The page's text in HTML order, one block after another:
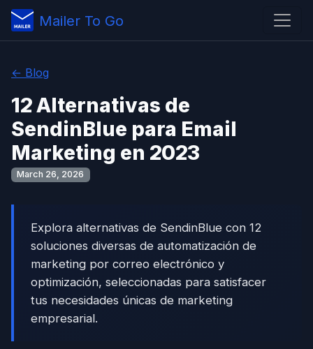
Mailer To Go
← Blog
12 Alternativas de
SendinBlue para Email
Marketing en 2023
March 26, 2026
Explora alternativas de SendinBlue con 12
soluciones diversas de automatización de
marketing por correo electrónico y
optimización, seleccionadas para satisfacer
tus necesidades únicas de marketing
empresarial.